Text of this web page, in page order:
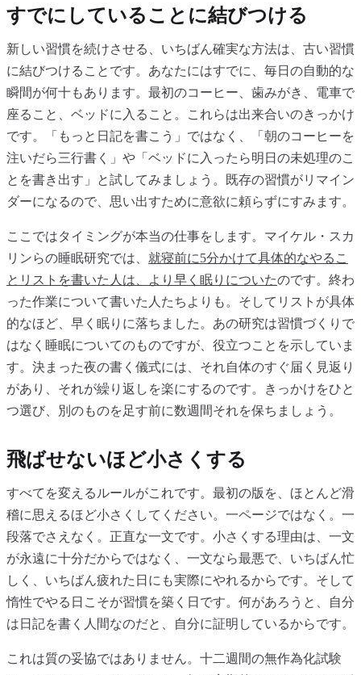
すでにしていることに結びつける
新しい習慣を続けさせる、いちばん確実な方法は、古い習慣
に結びつけることです。あなたにはすでに、毎日の自動的な
瞬間が何十もあります。最初のコーヒー、歯みがき、電車で
座ること、ベッドに入ること。これらは出来合いのきっかけ
です。「もっと日記を書こう」ではなく、「朝のコーヒーを
注いだら三行書く」や「ベッドに入ったら明日の未処理のこ
とを書き出す」と試してみましょう。既存の習慣がリマイン
ダーになるので、思い出すために意欲に頼らずにすみます。
ここではタイミングが本当の仕事をします。マイケル・スカ
リンらの睡眠研究では、 就寝前に5分かけて具体的なやるこ
とリストを書いた人は、より早く眠りについたのです。終わ
った作業について書いた人たちよりも。そしてリストが具体
的なほど、早く眠りに落ちました。あの研究は習慣づくりで
はなく睡眠についてのものですが、役立つことを示していま
す。決まった夜の書く儀式には、それ自体のすぐ届く見返り
があり、それが繰り返しを楽にするのです。きっかけをひと
つ選び、別のものを足す前に数週間それを保ちましょう。
飛ばせないほど小さくする
すべてを変えるルールがこれです。最初の版を、ほとんど滑
稽に思えるほど小さくしてください。一ページではなく。一
段落でさえなく。正直な一文です。小さくする理由は、一文
が永遠に十分だからではなく、一文なら最悪で、いちばん忙
しく、いちばん疲れた日にも実際にやれるからです。そして
惰性でやる日こそが習慣を築く日です。何があろうと、自分
は日記を書く人間なのだと、自分に証明しているからです。
これは質の妥協ではありません。十二週間の無作為化試験